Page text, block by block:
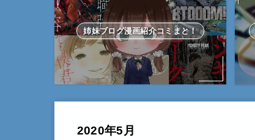
姉妹ブログ漫画紹介コミまと！
2020年5月